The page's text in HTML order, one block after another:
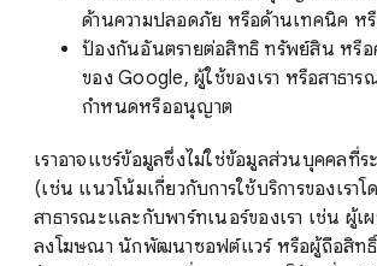
ด้านความปลอดภัย หรือด้านเทคนิค ห
ป้องกันอันตรายต่อสิทธิ ทรัพย์สิน หรือ
ของ Google, ผู้ใช้ของเรา หรือสาธา
กำหนดหรืออนุญาต
เราอาจแชร์ข้อมูลซึ่งไม่ใช่ข้อมูลส่วนบุคคลที่
(เช่น แนวโน้มเกี่ยวกับการใช้บริการของเรา
สาธารณะและกับพาร์ทเนอร์ของเรา เช่น ผู้
ลงโฆษณา นักพัฒนาซอฟต์แวร์ หรือผู้ถือสิทธิ์